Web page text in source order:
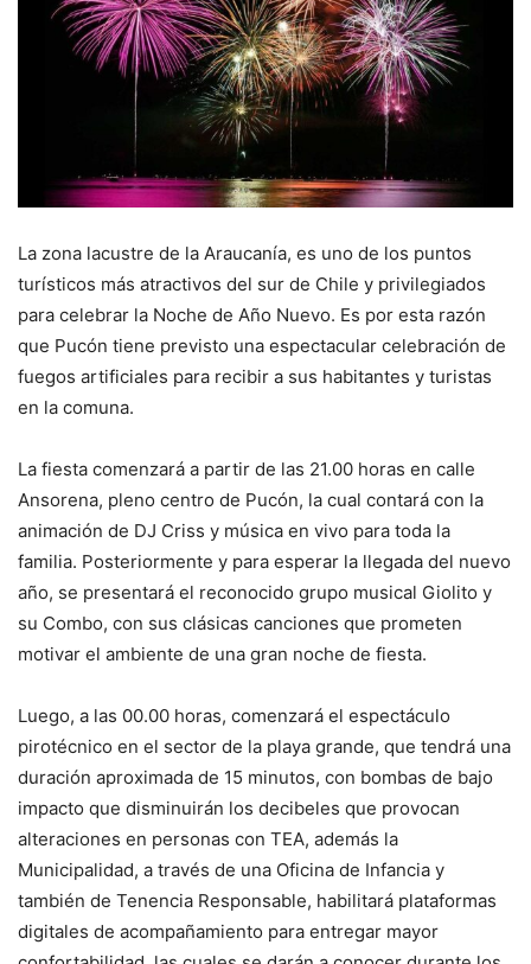
La zona lacustre de la Araucanía, es uno de los puntos
turísticos más atractivos del sur de Chile y privilegiados
para celebrar la Noche de Año Nuevo. Es por esta razón
que Pucón tiene previsto una espectacular celebración de
fuegos artificiales para recibir a sus habitantes y turistas
en la comuna.
La fiesta comenzará a partir de las 21.00 horas en calle
Ansorena, pleno centro de Pucón, la cual contará con la
animación de DJ Criss y música en vivo para toda la
familia. Posteriormente y para esperar la llegada del nuevo
año, se presentará el reconocido grupo musical Giolito y
su Combo, con sus clásicas canciones que prometen
motivar el ambiente de una gran noche de fiesta.
Luego, a las 00.00 horas, comenzará el espectáculo
pirotécnico en el sector de la playa grande, que tendrá una
duración aproximada de 15 minutos, con bombas de bajo
impacto que disminuirán los decibeles que provocan
alteraciones en personas con TEA, además la
Municipalidad, a través de una Oficina de Infancia y
también de Tenencia Responsable, habilitará plataformas
digitales de acompañamiento para entregar mayor